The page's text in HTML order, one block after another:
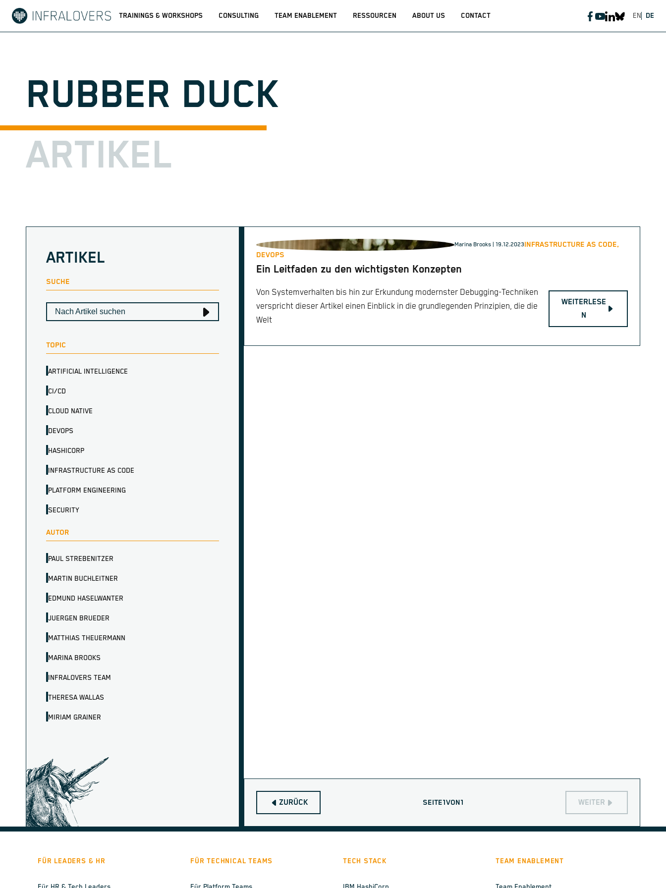
TRAININGS & WORKSHOPS CONSULTING TEAM ENABLEMENT RESSOURCEN ABOUT US CONTACT DE
EN
RUBBER DUCK
ARTIKEL
ARTIKEL
SUCHE
TOPIC
ARTIFICIAL INTELLIGENCE
CI/CD
CLOUD NATIVE
DEVOPS
HASHICORP
INFRASTRUCTURE AS CODE
PLATFORM ENGINEERING
SECURITY
AUTOR
PAUL STREBENITZER
MARTIN BUCHLEITNER
EDMUND HASELWANTER
JUERGEN BRUEDER
MATTHIAS THEUERMANN
MARINA BROOKS
INFRALOVERS TEAM
THERESA WALLAS
MIRIAM GRAINER
Marina Brooks | 19.12.2023INFRASTRUCTURE AS CODE,
DEVOPS
Ein Leitfaden zu den wichtigsten Konzepten
Von Systemverhalten bis hin zur Erkundung modernster Debugging-Techniken
verspricht dieser Artikel einen Einblick in die grundlegenden Prinzipien, die die
Welt
WEITERLESE
N
ZURÜCK SEITE1VON1 WEITER
FÜR LEADERS & HR FÜR TECHNICAL TEAMS TECH STACK TEAM ENABLEMENT